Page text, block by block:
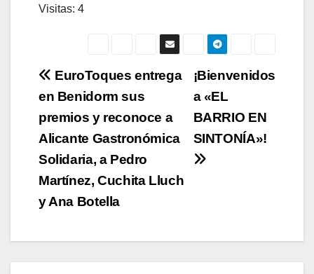
Visitas: 4
Navegación
de
entradas
¡Bienvenidos
a «EL
BARRIO EN
SINTONÍA»!
EuroToques entrega
en Benidorm sus
premios y reconoce a
Alicante Gastronómica
Solidaria, a Pedro
Martínez, Cuchita Lluch
y Ana Botella